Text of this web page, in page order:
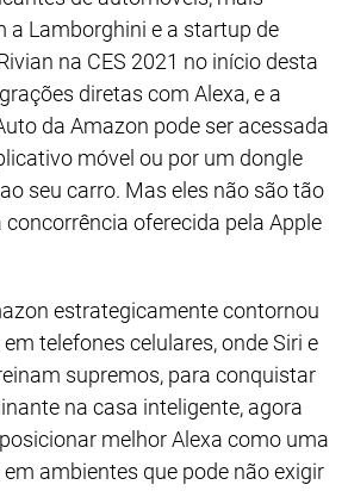
a Lamborghini e a startup de
na CES 2021 no início desta
diretas com Alexa, e a
da Amazon pode ser acessada
móvel ou por um dongle
seu carro. Mas eles não são tão
oferecida pela Apple
estrategicamente contornou
telefones celulares, onde Siri e
supremos, para conquistar
na casa inteligente, agora
melhor Alexa como uma
ambientes que pode não exigir